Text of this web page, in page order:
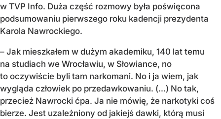
w TVP Info. Duża część rozmowy była poświęcona
podsumowaniu pierwszego roku kadencji prezydenta
Karola Nawrockiego.
– Jak mieszkałem w dużym akademiku, 140 lat temu
na studiach we Wrocławiu, w Słowiance, no
to oczywiście byli tam narkomani. No i ja wiem, jak
wygląda człowiek po przedawkowaniu. (...) No tak,
przecież Nawrocki ćpa. Ja nie mówię, że narkotyki coś
bierze. Jest uzależniony od jakiejś dawki, którą musi